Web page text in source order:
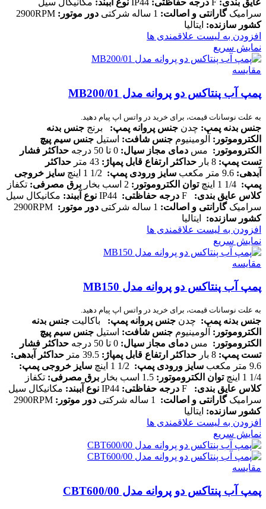
عایق بندی: درجه حفاظتی: نوع آببند: مکانیکال سیل
سرامیکگارانتی و اصالت: دور موتور :
کشور سازنده: ایتالیا
افزودن به لیست علاقمندی ها
نمایش سریع
مقایسه
پمپ آب پنتاکس دو پروانه مدل MB200/01
به علت نوسانات قیمت، برای خرید در واتس اپ پیام دهید.
جنس بدنه پمپ: چدن جنس پروانه پمپ: برنج جنس بدنه
الکتروموتور : آلومینیوم جنس شافت: استیل جنس سیم پیچ
الکتروموتور : مس دمای مجاز سیال:
حداکثر فشار
تست پمپ: حداکثر ارتفاع قابل پمپاژ :
حداکثر
آبدهی: سایز ورودی پمپ:
سایز خروجی
پمپ: 1/4 1 اینچ توان الکتروموتور : برق مصرفی: تکفاز
کلاس عایق بندی: درجه حفاظتی: نوع آببند: مکانیکال سیل
سرامیکگارانتی و اصالت: دور موتور :
کشور سازنده: ایتالیا
افزودن به لیست علاقمندی ها
نمایش سریع
مقایسه
پمپ آب پنتاکس دو پروانه مدل MB150
به علت نوسانات قیمت، برای خرید در واتس اپ پیام دهید.
جنس بدنه پمپ: چدن جنس پروانه پمپ: باکالیت جنس بدنه
الکتروموتور : آلومینیوم جنس شافت: استیل جنس سیم پیچ
الکتروموتور : مس دمای مجاز سیال:
حداکثر فشار
تست پمپ: حداکثر ارتفاع قابل پمپاژ : حداکثر آبدهی:
9.6 متر مکعب
سایز ورودی پمپ: سایز خروجی پمپ:
1/4 1 اینچ
توان الکتروموتور : برق مصرفی: تکفاز
کلاس عایق بندی: درجه حفاظتی: نوع آببند: مکانیکال سیل
سرامیکگارانتی و اصالت: دور موتور :
کشور سازنده: ایتالیا
افزودن به لیست علاقمندی ها
نمایش سریع
مقایسه
پمپ آب پنتاکس دو پروانه مدل CBT600/00